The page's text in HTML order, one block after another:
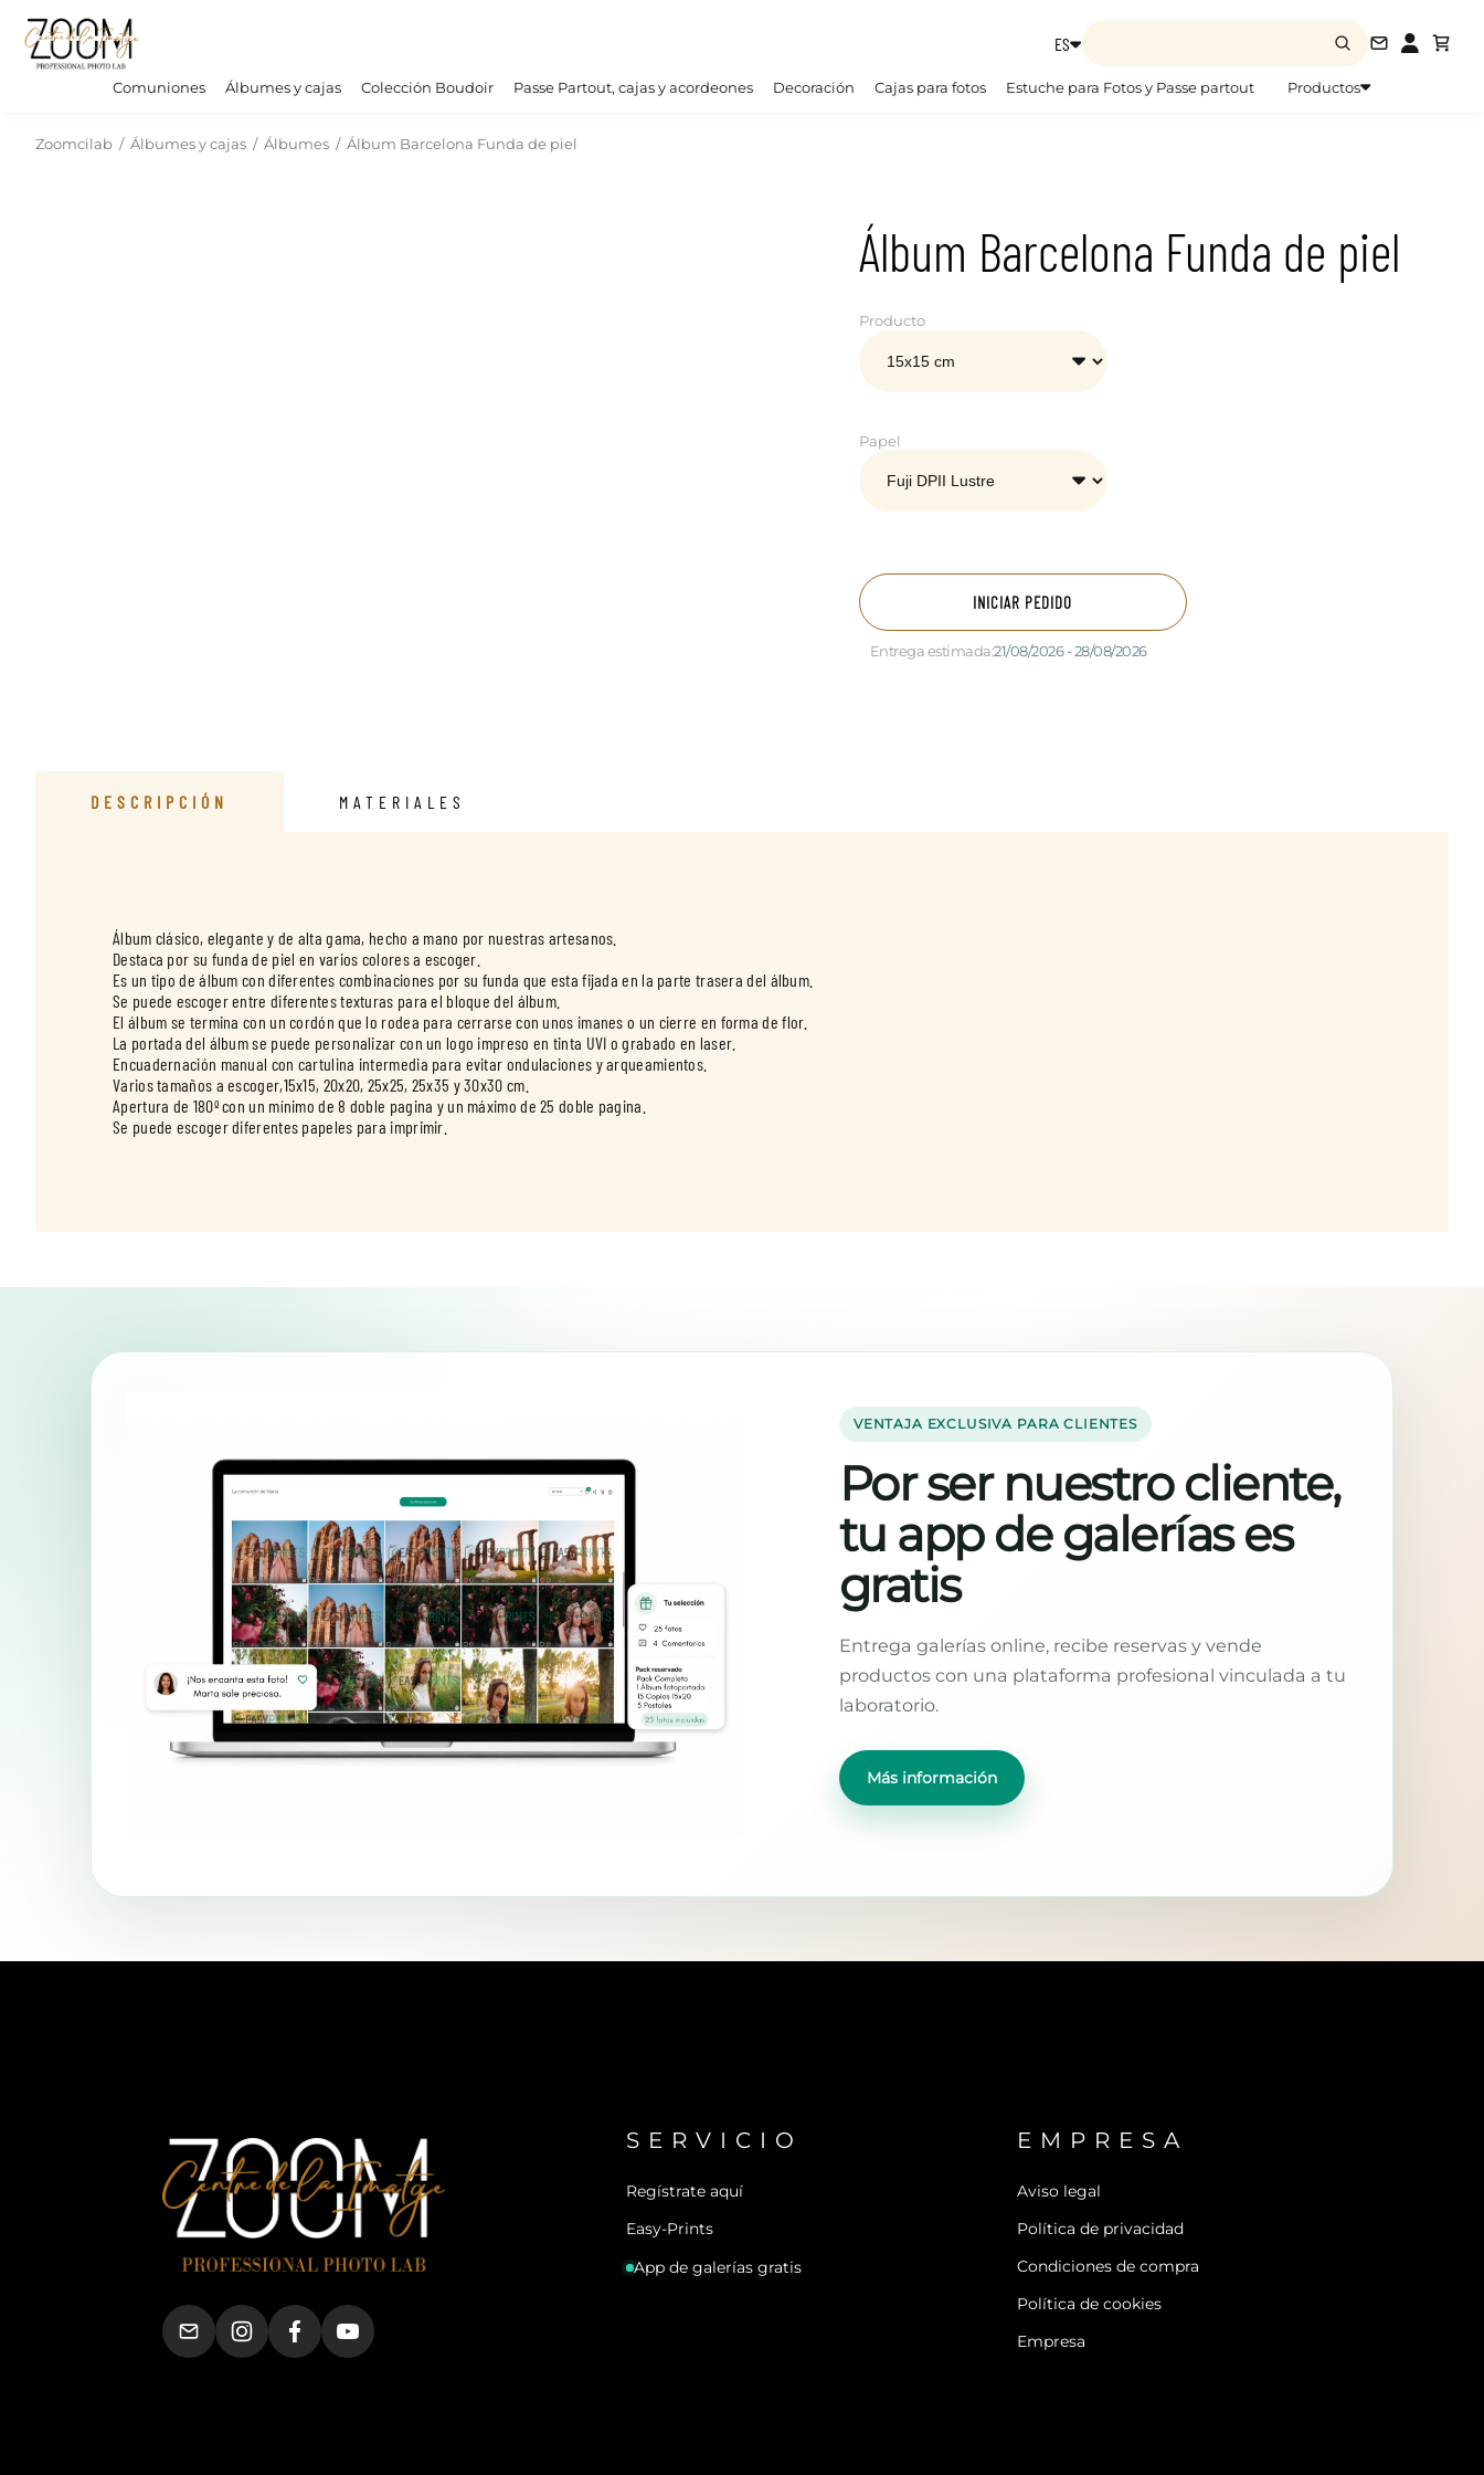
ES
Comuniones Álbumes y cajas Colección Boudoir Passe Partout, cajas y acordeones Decoración Cajas para fotos Estuche para Fotos y Passe partout Productos
Zoomcilab / Álbumes y cajas / Álbumes / Álbum Barcelona Funda de piel
Álbum Barcelona Funda de piel
Producto
Papel
INICIAR PEDIDO
Entrega estimada:21/08/2026 - 28/08/2026
DESCRIPCIÓN MATERIALES
Álbum clásico, elegante y de alta gama, hecho a mano por nuestras artesanos.
Destaca por su funda de piel en varios colores a escoger.
Es un tipo de álbum con diferentes combinaciones por su funda que esta fijada en la parte trasera del álbum.
Se puede escoger entre diferentes texturas para el bloque del álbum.
El álbum se termina con un cordón que lo rodea para cerrarse con unos imanes o un cierre en forma de flor.
La portada del álbum se puede personalizar con un logo impreso en tinta UVI o grabado en laser.
Encuadernación manual con cartulina intermedia para evitar ondulaciones y arqueamientos.
Varios tamaños a escoger,15x15, 20x20, 25x25, 25x35 y 30x30 cm.
Apertura de 180º con un mínimo de 8 doble pagina y un máximo de 25 doble pagina.
Se puede escoger diferentes papeles para imprimir.
VENTAJA EXCLUSIVA PARA CLIENTES
Por ser nuestro cliente,
tu app de galerías es
gratis
Entrega galerías online, recibe reservas y vende
productos con una plataforma profesional vinculada a tu
laboratorio.
Más información
SERVICIO
Regístrate aquí
Easy-Prints
App de galerías gratis
EMPRESA
Aviso legal
Política de privacidad
Condiciones de compra
Política de cookies
Empresa